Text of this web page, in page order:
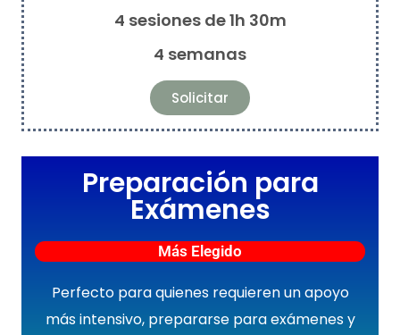
4 sesiones de 1h 30m
4 semanas
Solicitar
Preparación para
Exámenes
Más Elegido
Perfecto para quienes requieren un apoyo
más intensivo, prepararse para exámenes y